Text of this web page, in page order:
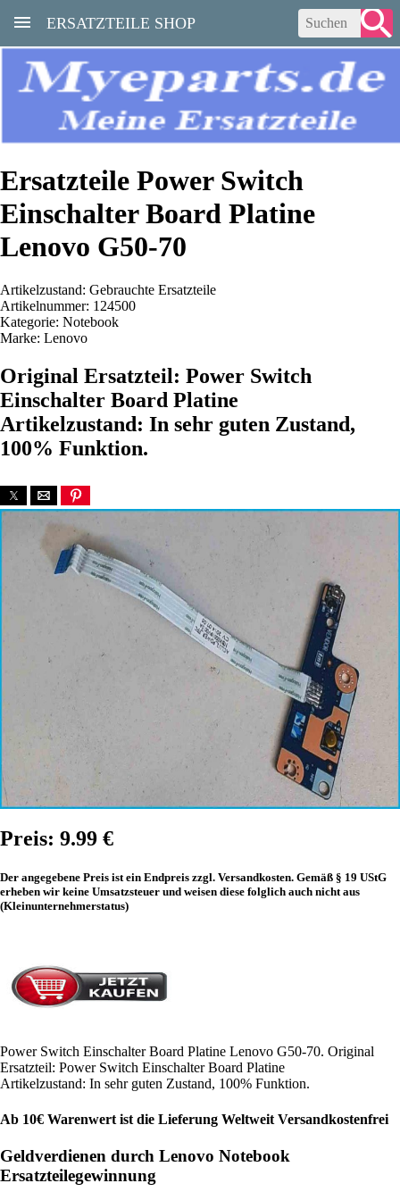
ERSATZTEILE SHOP
Ersatzteile Power Switch
Einschalter Board Platine
Lenovo G50-70
Artikelzustand: Gebrauchte Ersatzteile
Artikelnummer: 124500
Kategorie: Notebook
Marke: Lenovo
Original Ersatzteil: Power Switch
Einschalter Board Platine
Artikelzustand: In sehr guten Zustand,
100% Funktion.
Preis: 9.99 €
Der angegebene Preis ist ein Endpreis zzgl. Versandkosten. Gemäß § 19 UStG
erheben wir keine Umsatzsteuer und weisen diese folglich auch nicht aus
(Kleinunternehmerstatus)
Power Switch Einschalter Board Platine Lenovo G50-70. Original
Ersatzteil: Power Switch Einschalter Board Platine
Artikelzustand: In sehr guten Zustand, 100% Funktion.
Ab 10€ Warenwert ist die Lieferung Weltweit Versandkostenfrei
Geldverdienen durch Lenovo Notebook
Ersatzteilegewinnung